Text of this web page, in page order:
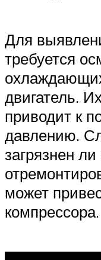
Для
требуется
двигатель.
приводит к
давлению.
загрязнен
может
компрессора.